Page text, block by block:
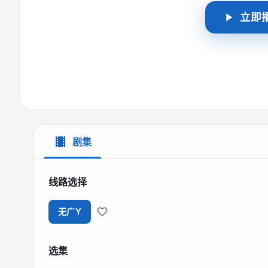
立即
剧集
线路选择
无广Y
选集